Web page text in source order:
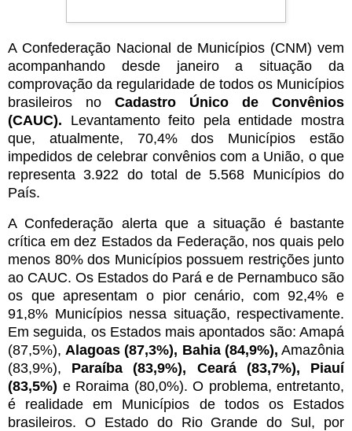
A Confederação Nacional de Municípios (CNM) vem
acompanhando desde janeiro a situação da
comprovação da regularidade de todos os Municípios
brasileiros no Cadastro Único de Convênios
(CAUC). Levantamento feito pela entidade mostra
que, atualmente, 70,4% dos Municípios estão
impedidos de celebrar convênios com a União, o que
representa 3.922 do total de 5.568 Municípios do
País.
A Confederação alerta que a situação é bastante
crítica em dez Estados da Federação, nos quais pelo
menos 80% dos Municípios possuem restrições junto
ao CAUC. Os Estados do Pará e de Pernambuco são
os que apresentam o pior cenário, com 92,4% e
91,8% Municípios nessa situação, respectivamente.
Em seguida, os Estados mais apontados são: Amapá
(87,5%), Alagoas (87,3%), Bahia (84,9%), Amazônia
(83,9%), Paraíba (83,9%), Ceará (83,7%), Piauí
(83,5%) e Roraima (80,0%). O problema, entretanto,
é realidade em Municípios de todos os Estados
brasileiros. O Estado do Rio Grande do Sul, por